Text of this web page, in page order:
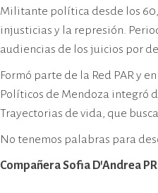
a la represión
y durante la última
Centro
Tortura y
importante del
Militante política desde los
injusticias y la represión.
audiencias de los juicios por
Formó parte de la Red PAR y
Políticos de Mendoza integró
Trayectorias de vida, que
No tenemos palabras para
Compañera Sofia D’Andrea